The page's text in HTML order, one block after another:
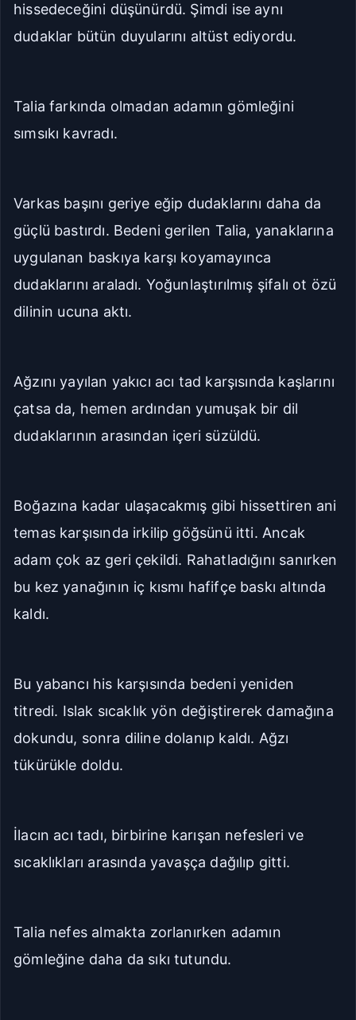
hissedeceğini düşünürdü. Şimdi ise aynı
dudaklar bütün duyularını altüst ediyordu.
Talia farkında olmadan adamın gömleğini
sımsıkı kavradı.
Varkas başını geriye eğip dudaklarını daha da
güçlü bastırdı. Bedeni gerilen Talia, yanaklarına
uygulanan baskıya karşı koyamayınca
dudaklarını araladı. Yoğunlaştırılmış şifalı ot özü
dilinin ucuna aktı.
Ağzını yayılan yakıcı acı tad karşısında kaşlarını
çatsa da, hemen ardından yumuşak bir dil
dudaklarının arasından içeri süzüldü.
Boğazına kadar ulaşacakmış gibi hissettiren ani
temas karşısında irkilip göğsünü itti. Ancak
adam çok az geri çekildi. Rahatladığını sanırken
bu kez yanağının iç kısmı hafifçe baskı altında
kaldı.
Bu yabancı his karşısında bedeni yeniden
titredi. Islak sıcaklık yön değiştirerek damağına
dokundu, sonra diline dolanıp kaldı. Ağzı
tükürükle doldu.
İlacın acı tadı, birbirine karışan nefesleri ve
sıcaklıkları arasında yavaşça dağılıp gitti.
Talia nefes almakta zorlanırken adamın
gömleğine daha da sıkı tutundu.